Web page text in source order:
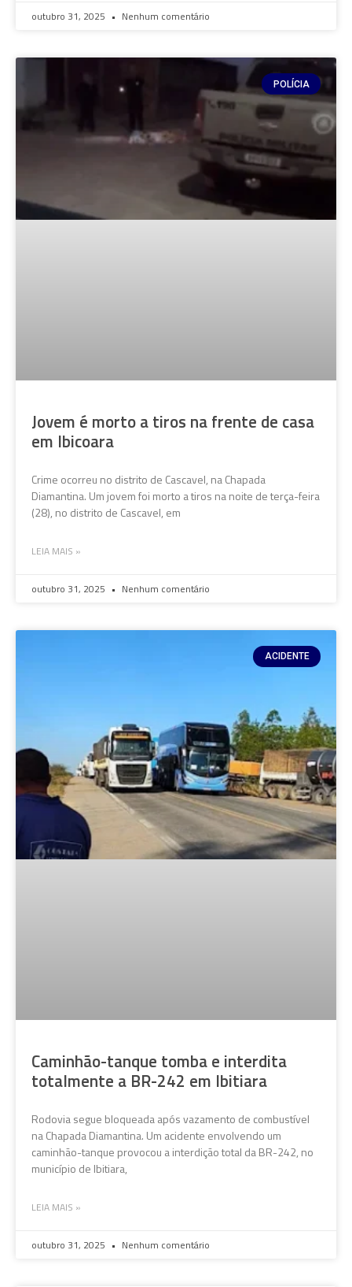
outubro 31, 2025 Nenhum comentário
POLÍCIA
Jovem é morto a tiros na frente de casa
em Ibicoara
Crime ocorreu no distrito de Cascavel, na Chapada
Diamantina. Um jovem foi morto a tiros na noite de terça-feira
(28), no distrito de Cascavel, em
LEIA MAIS »
outubro 31, 2025 Nenhum comentário
ACIDENTE
Caminhão-tanque tomba e interdita
totalmente a BR-242 em Ibitiara
Rodovia segue bloqueada após vazamento de combustível
na Chapada Diamantina. Um acidente envolvendo um
caminhão-tanque provocou a interdição total da BR-242, no
município de Ibitiara,
LEIA MAIS »
outubro 31, 2025 Nenhum comentário